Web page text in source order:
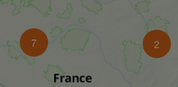
7 2